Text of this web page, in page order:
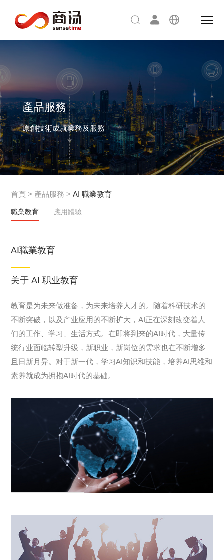
產品服務
原創技術成就業務及服務
首頁 > 產品服務 >AI 職業教育
職業教育 應用體驗
AI職業教育
关于 AI 职业教育
教育是为未来做准备，为未来培养人才的。随着科研技术的
不断突破，以及产业应用的不断扩大，AI正在深刻改变着人
们的工作、学习、生活方式。在即将到来的AI时代，大量传
统行业面临转型升级，新职业，新岗位的需求也在不断增多
且日新月异。对于新一代，学习AI知识和技能，培养AI思维和
素养就成为拥抱AI时代的基础。